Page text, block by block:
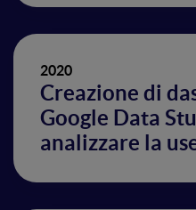
2020
Creazione di
Google Data
analizzare la